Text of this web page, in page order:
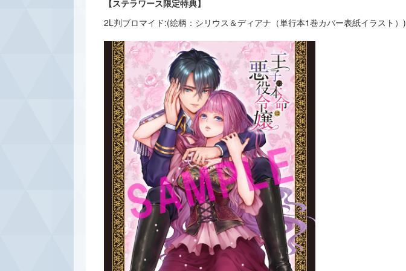
【ステラワース限定特典】
2L判ブロマイド:(絵柄：シリウス＆ディアナ（単行本1巻カバー表紙イラスト）)